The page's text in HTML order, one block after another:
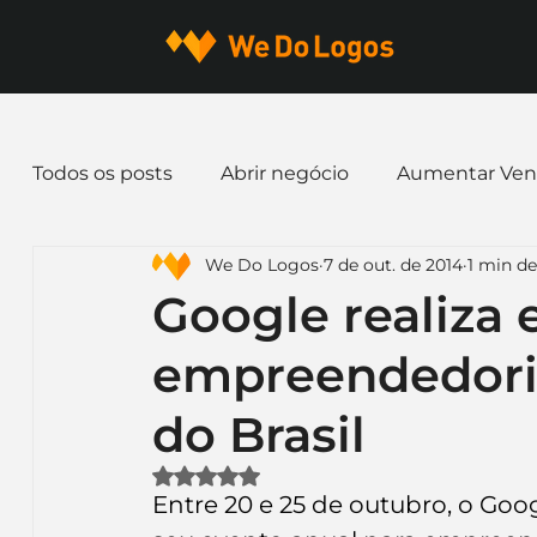
Todos os posts Abrir negócio Aumentar
Dicas de Marketing Email marketing
Identidade Visual Marca Nome para
Ferramentas Mascotes
Google realiza
do Brasil
We Do Logos 7 de out. de 2014 1 min
Avaliado com NaN de 5 estrelas.
Entre 20 e 25 de outubro, o